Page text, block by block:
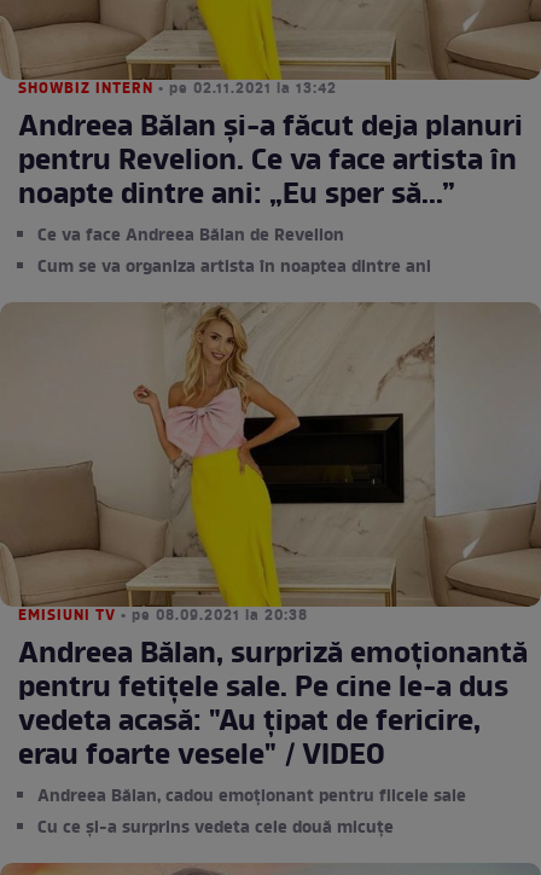
SHOWBIZ INTERN • pe 02.11.2021 la 13:42
Andreea Bălan și-a făcut deja planuri
pentru Revelion. Ce va face artista în
noapte dintre ani: „Eu sper să...”
Ce va face Andreea Bălan de Revelion
Cum se va organiza artista în noaptea dintre ani
EMISIUNI TV • pe 08.09.2021 la 20:38
Andreea Bălan, surpriză emoționantă
pentru fetițele sale. Pe cine le-a dus
vedeta acasă: "Au țipat de fericire,
erau foarte vesele" / VIDEO
Andreea Bălan, cadou emoționant pentru fiicele sale
Cu ce și-a surprins vedeta cele două micuțe